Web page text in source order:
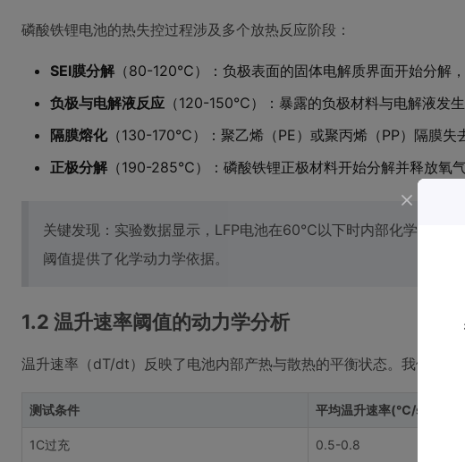
磷酸铁锂电池的热失控过程涉及多个放热反应阶段：
SEI膜分解 （80-120℃）：负极表面的固体电解质界面开始分解
负极与电解液反应 （120-150℃）：暴露的负极材料与电解液发
隔膜熔化（130-170℃）：聚乙烯（PE）或聚丙烯（PP）隔膜失
正极分解 （190-285℃）：磷酸铁锂正极材料开始分解并释放氧
关键发现：实验数据显示，LFP电池在60℃以下时内部化学反应
阈值提供了化学动力学依据。
1.2 温升速率阈值的动力学分析
温升速率（dT/dt）反映了电池内部产热与散热的平衡状态。我们通过
测试条件 平均温升速率(℃/s)
1C过充 0.5-0.8